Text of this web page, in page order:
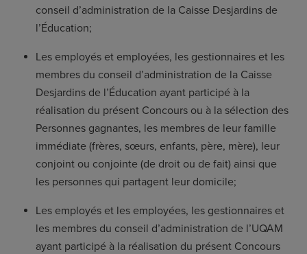
conseil d’administration de la Caisse Desjardins de
l’Éducation;
Les employés et employées, les gestionnaires et les
membres du conseil d’administration de la Caisse
Desjardins de l’Éducation ayant participé à la
réalisation du présent Concours ou à la sélection des
Personnes gagnantes, les membres de leur famille
immédiate (frères, sœurs, enfants, père, mère), leur
conjoint ou conjointe (de droit ou de fait) ainsi que
les personnes qui partagent leur domicile;
Les employés et les employées, les gestionnaires et
les membres du conseil d’administration de l’UQAM
ayant participé à la réalisation du présent Concours